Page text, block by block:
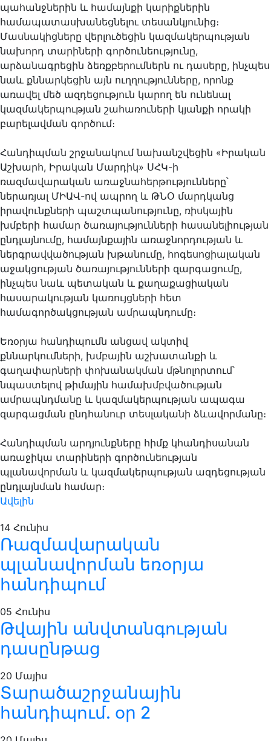
պահանջներին և համայնքի կարիքներին
համապատասխանեցնելու տեսանկյունից։
Մասնակիցները վերլուծեցին կազմակերպության
նախորդ տարիների գործունեությունը,
արձանագրեցին ձեռքբերումներն ու դասերը, ինչպես
նաև քննարկեցին այն ուղղությունները, որոնք
առավել մեծ ազդեցություն կարող են ունենալ
կազմակերպության շահառուների կյանքի որակի
բարելավման գործում։
Հանդիպման շրջանակում նախանշվեցին «Իրական
Աշխարհ, Իրական Մարդիկ» ՍՀԿ-ի
ռազմավարական առաջնահերթությունները՝
ներառյալ ՄԻԱՎ-ով ապրող և ԹՆՕ մարդկանց
իրավունքների պաշտպանությունը, ռիսկային
խմբերի համար ծառայությունների հասանելիության
ընդլայնումը, համայնքային առաջնորդության և
ներգրավվածության խթանումը, հոգեսոցիալական
աջակցության ծառայությունների զարգացումը,
ինչպես նաև պետական և քաղաքացիական
հասարակության կառույցների հետ
համագործակցության ամրապնդումը։
Եռօրյա հանդիպումն անցավ ակտիվ
քննարկումների, խմբային աշխատանքի և
գաղափարների փոխանակման մթնոլորտում՝
նպաստելով թիմային համախմբվածության
ամրապնդմանը և կազմակերպության ապագա
զարգացման ընդհանուր տեսլականի ձևավորմանը։
Հանդիպման արդյունքները հիմք կհանդիսանան
առաջիկա տարիների գործունեության
պլանավորման և կազմակերպության ազդեցության
ընդլայնման համար։
Ավելին
14 Հունիս
Ռազմավարական
պլանավորման եռօրյա
հանդիպում
05 Հունիս
Թվային անվտանգության
դասընթաց
20 Մայիս
Տարածաշրջանային
հանդիպում. օր 2